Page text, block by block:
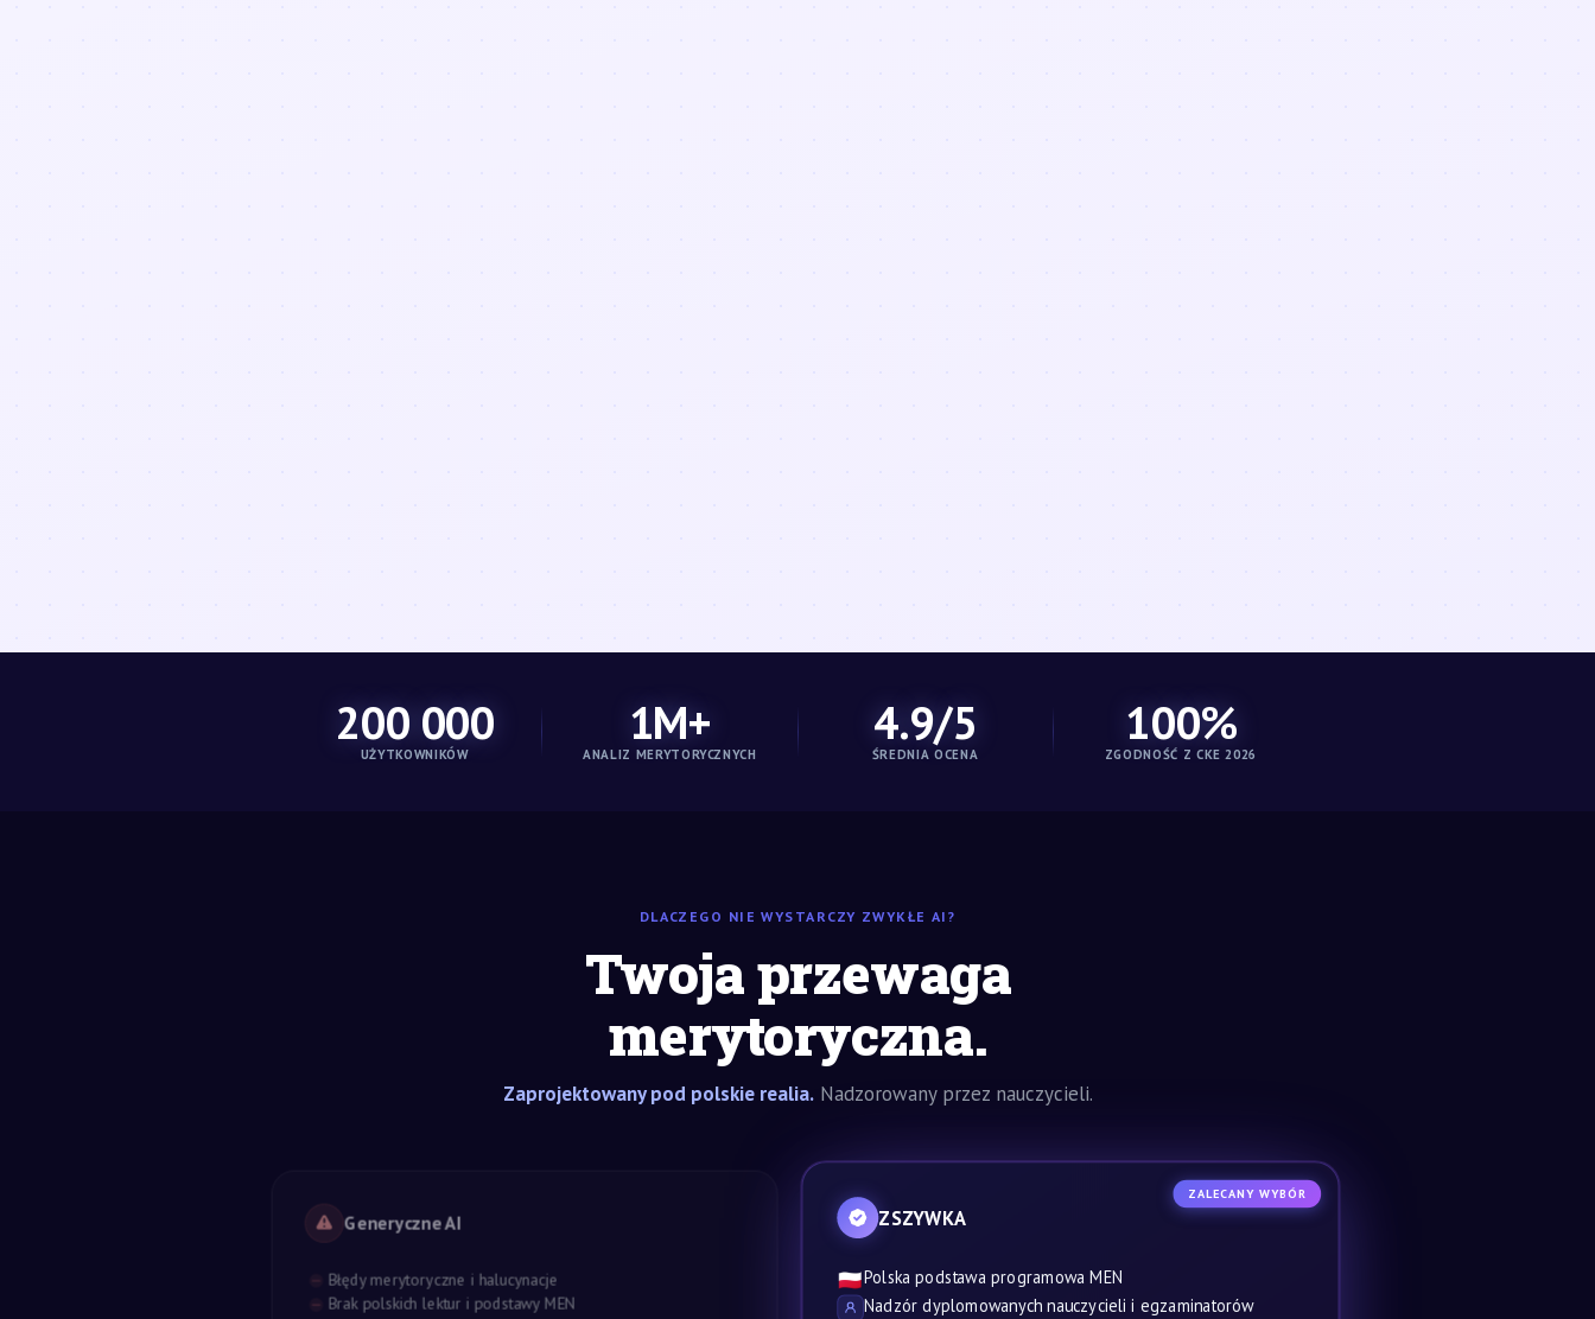
200 000
UŻYTKOWNIKÓW
1M+
ANALIZ MERYTORYCZNYCH
4.9/5
ŚREDNIA OCENA
100%
ZGODNOŚĆ Z CKE 2026
DLACZEGO NIE WYSTARCZY ZWYKŁE AI?
Twoja przewaga
merytoryczna.
Zaprojektowany pod polskie realia.Nadzorowany przez nauczycieli.
Generyczne AI
Błędy merytoryczne i halucynacje
Brak polskich lektur i podstawy MEN
ZALECANY WYBÓR
ZSZYWKA
🇵🇱Polska podstawa programowa MEN
Nadzór dyplomowanych nauczycieli i egzaminatorów